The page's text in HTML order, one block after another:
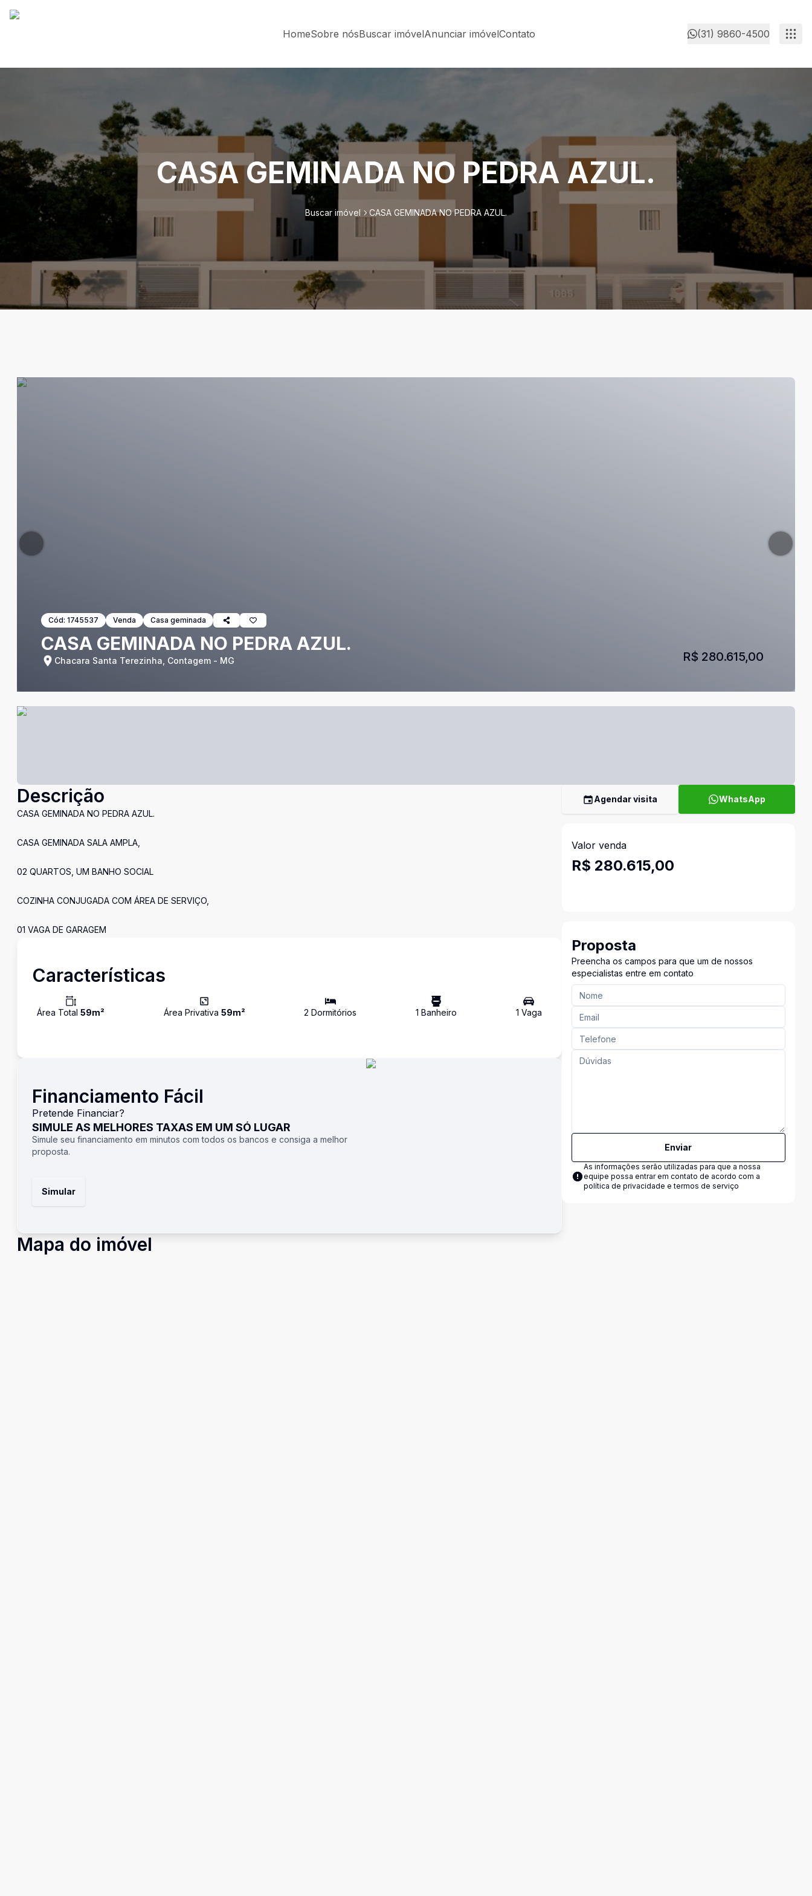
HomeSobre nósBuscar imóvelAnunciar imóvelContato (31) 9860-4500
CASA GEMINADA NO PEDRA AZUL.
Buscar imóvel CASA GEMINADA NO PEDRA AZUL.
Cód: 1745537 Venda Casa geminada
CASA GEMINADA NO PEDRA AZUL.
Chacara Santa Terezinha, Contagem - MG R$ 280.615,00
Descrição
CASA GEMINADA NO PEDRA AZUL.
CASA GEMINADA SALA AMPLA,
02 QUARTOS, UM BANHO SOCIAL
COZINHA CONJUGADA COM ÁREA DE SERVIÇO,
01 VAGA DE GARAGEM
Características
Área Total 59m² Área Privativa 59m² 2 Dormitórios 1 Banheiro 1 Vaga
Financiamento Fácil
Pretende Financiar?
SIMULE AS MELHORES TAXAS EM UM SÓ LUGAR
Simule seu financiamento em minutos com todos os bancos e consiga a melhor
proposta.
Simular
Mapa do imóvel
Agendar visita WhatsApp
Valor venda
R$ 280.615,00
Proposta
Preencha os campos para que um de nossos
especialistas entre em contato
Enviar
As informações serão utilizadas para que a nossa
equipe possa entrar em contato de acordo com a
política de privacidade e termos de serviço